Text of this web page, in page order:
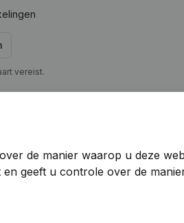
vereist.
de manier waarop u deze
geeft u controle over de